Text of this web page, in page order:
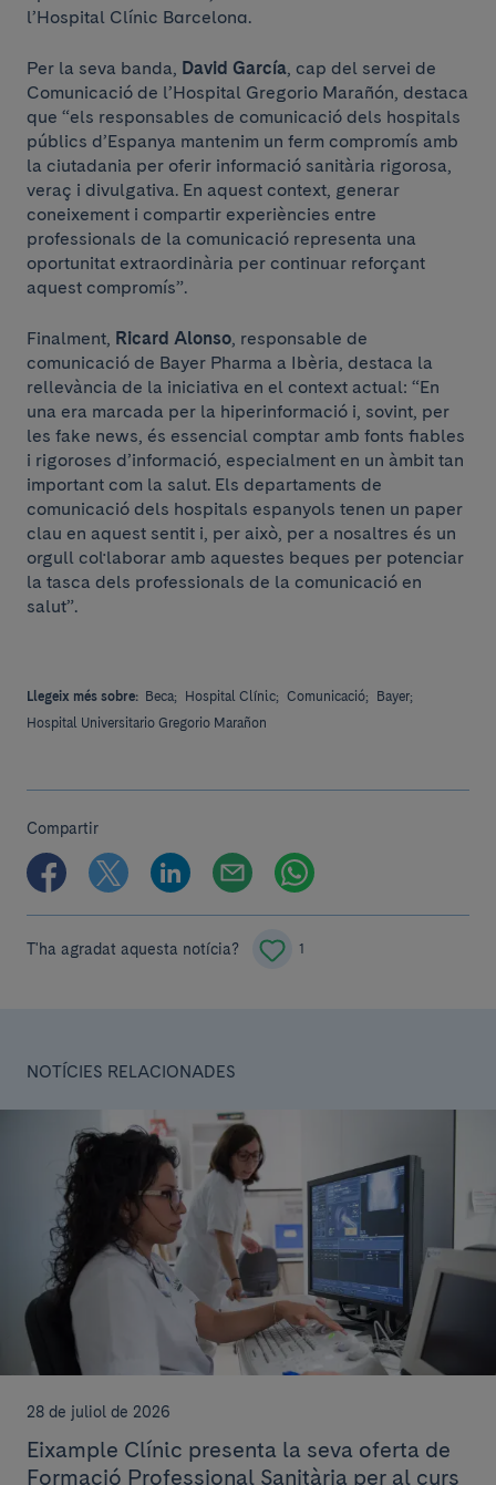
l’Hospital Clínic Barcelona.
Per la seva banda, David García, cap del servei de
Comunicació de l’Hospital Gregorio Marañón, destaca
que “els responsables de comunicació dels hospitals
públics d’Espanya mantenim un ferm compromís amb
la ciutadania per oferir informació sanitària rigorosa,
veraç i divulgativa. En aquest context, generar
coneixement i compartir experiències entre
professionals de la comunicació representa una
oportunitat extraordinària per continuar reforçant
aquest compromís”.
Finalment, Ricard Alonso, responsable de
comunicació de Bayer Pharma a Ibèria, destaca la
rellevància de la iniciativa en el context actual: “En
una era marcada per la hiperinformació i, sovint, per
les fake news, és essencial comptar amb fonts fiables
i rigoroses d’informació, especialment en un àmbit tan
important com la salut. Els departaments de
comunicació dels hospitals espanyols tenen un paper
clau en aquest sentit i, per això, per a nosaltres és un
orgull col·laborar amb aquestes beques per potenciar
la tasca dels professionals de la comunicació en
salut”.
Llegeix més sobre: Beca; Hospital Clínic; Comunicació;
Bayer;
Hospital Universitario Gregorio Marañon
Compartir
T'ha agradat aquesta notícia? 1
NOTÍCIES RELACIONADES
28 de juliol de 2026
Eixample Clínic presenta la seva oferta de
Formació Professional Sanitària per al curs